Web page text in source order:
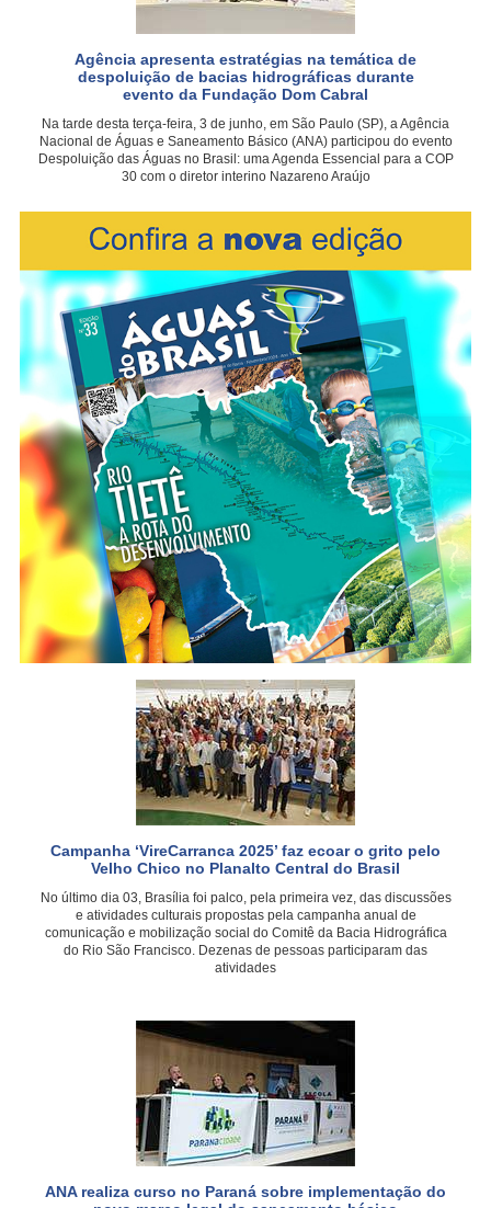
Agência apresenta estratégias na temática de
despoluição de bacias hidrográficas durante
evento da Fundação Dom Cabral
Na tarde desta terça-feira, 3 de junho, em São Paulo (SP), a Agência
Nacional de Águas e Saneamento Básico (ANA) participou do evento
Despoluição das Águas no Brasil: uma Agenda Essencial para a COP
30 com o diretor interino Nazareno Araújo
Campanha ‘VireCarranca 2025’ faz ecoar o grito pelo
Velho Chico no Planalto Central do Brasil
No último dia 03, Brasília foi palco, pela primeira vez, das discussões
e atividades culturais propostas pela campanha anual de
comunicação e mobilização social do Comitê da Bacia Hidrográfica
do Rio São Francisco. Dezenas de pessoas participaram das
atividades
ANA realiza curso no Paraná sobre implementação do